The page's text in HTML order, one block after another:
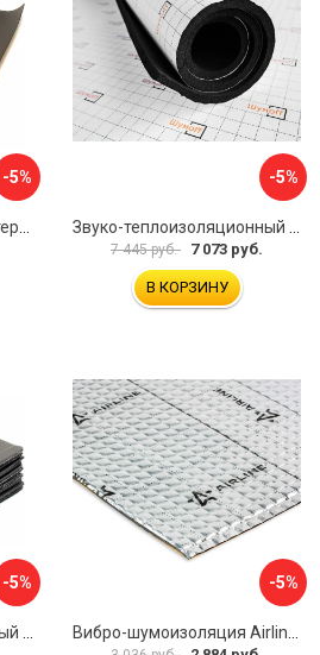
-5% -5%
7 445 руб. 7 073 руб.
В КОРЗИНУ
-5% -5%